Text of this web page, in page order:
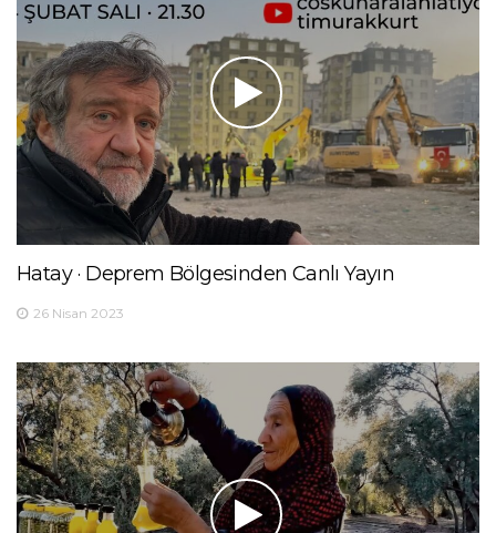
Hatay · Deprem Bölgesinden Canlı Yayın
26 Nisan 2023